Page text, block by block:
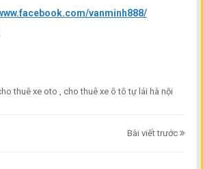
vanminh888/
thuê xe oto cho thuê xe ô tô tự lái hà nội
Bài viết trước